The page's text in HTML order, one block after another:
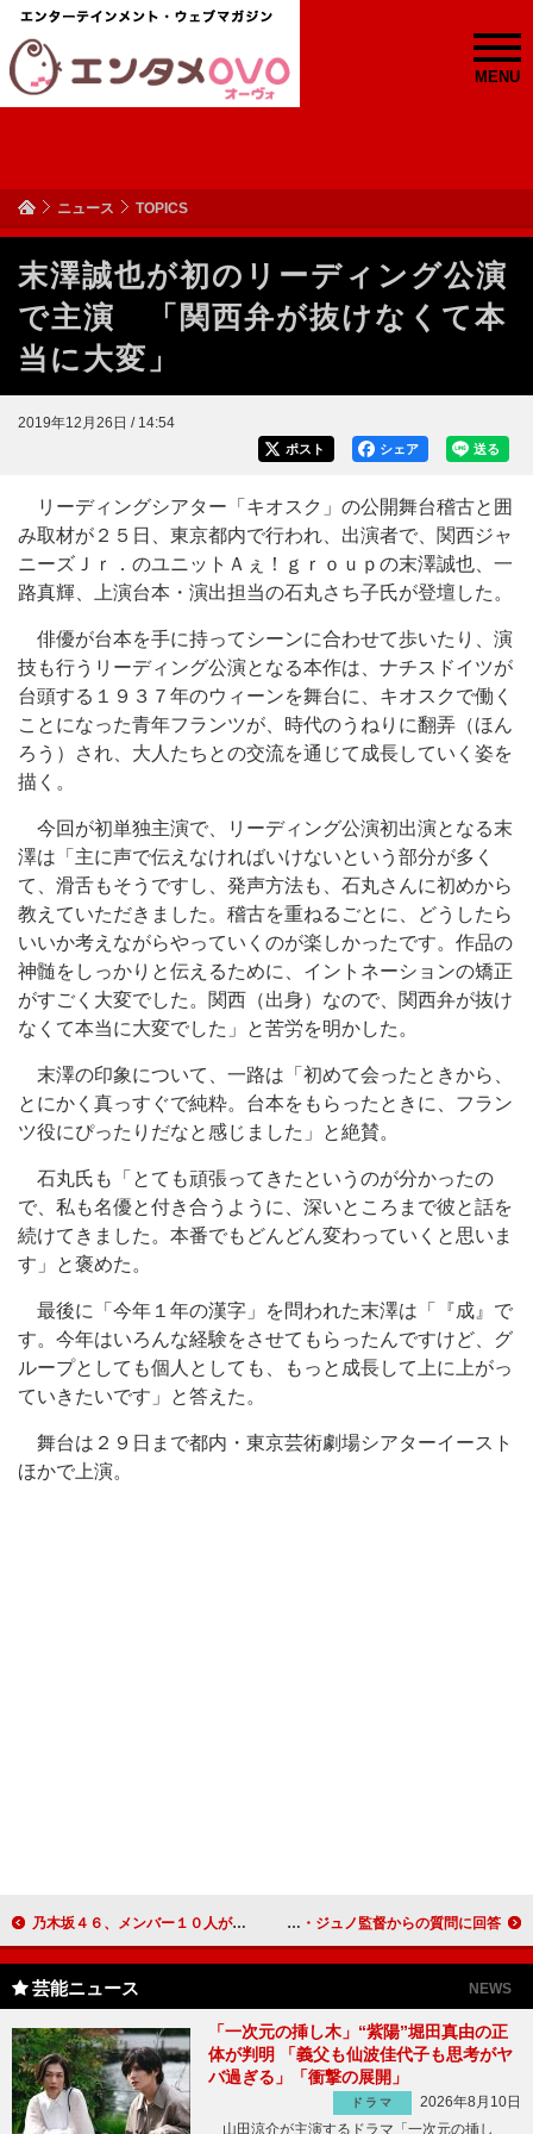
MENU
ニュース TOPICS
末澤誠也が初のリーディング公演
で主演 「関西弁が抜けなくて本
当に大変」
2019年12月26日 / 14:54
送る
シェア
ポスト
リーディングシアター「キオスク」の公開舞台稽古と囲
み取材が２５日、東京都内で行われ、出演者で、関西ジャ
ニーズＪｒ．のユニットＡぇ！ｇｒｏｕｐの末澤誠也、一
路真輝、上演台本・演出担当の石丸さち子氏が登壇した。
俳優が台本を手に持ってシーンに合わせて歩いたり、演
技も行うリーディング公演となる本作は、ナチスドイツが
台頭する１９３７年のウィーンを舞台に、キオスクで働く
ことになった青年フランツが、時代のうねりに翻弄（ほん
ろう）され、大人たちとの交流を通じて成長していく姿を
描く。
今回が初単独主演で、リーディング公演初出演となる末
澤は「主に声で伝えなければいけないという部分が多く
て、滑舌もそうですし、発声方法も、石丸さんに初めから
教えていただきました。稽古を重ねるごとに、どうしたら
いいか考えながらやっていくのが楽しかったです。作品の
神髄をしっかりと伝えるために、イントネーションの矯正
がすごく大変でした。関西（出身）なので、関西弁が抜け
なくて本当に大変でした」と苦労を明かした。
末澤の印象について、一路は「初めて会ったときから、
とにかく真っすぐで純粋。台本をもらったときに、フラン
ツ役にぴったりだなと感じました」と絶賛。
石丸氏も「とても頑張ってきたというのが分かったの
で、私も名優と付き合うように、深いところまで彼と話を
続けてきました。本番でもどんどん変わっていくと思いま
す」と褒めた。
最後に「今年１年の漢字」を問われた末澤は「『成』で
す。今年はいろんな経験をさせてもらったんですけど、グ
ループとしても個人としても、もっと成長して上に上がっ
ていきたいです」と答えた。
舞台は２９日まで都内・東京芸術劇場シアターイースト
ほかで上演。
乃木坂４６、メンバー１０人が主演するドラマを配信 松村沙友理「皆さんへのクリスマスプレゼントになれば」 吉沢亮「イケメンと気付いたのは小学５年生」 ポン・ジュノ監督からの質問に回答
芸能ニュース NEWS
「一次元の挿し木」“紫陽”堀田真由の正
体が判明 「義父も仙波佳代子も思考がヤ
バ過ぎる」「衝撃の展開」
ドラマ
2026年8月10日
山田涼介が主演するドラマ「一次元の挿し